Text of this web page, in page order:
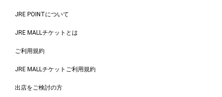
JRE POINTについて
JRE MALLチケットとは
ご利用規約
JRE MALLチケットご利用規約
出店をご検討の方